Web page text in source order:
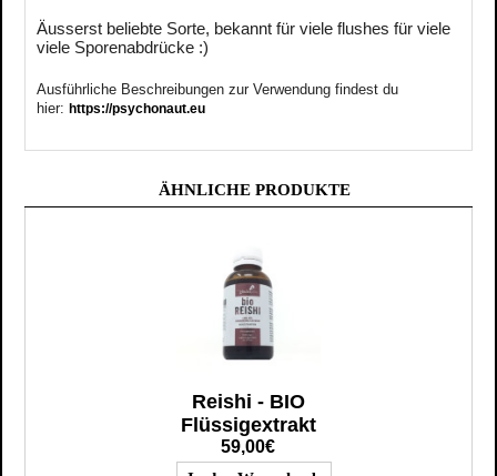
Äusserst beliebte Sorte, bekannt für viele flushes für viele
viele Sporenabdrücke :)
Ausführliche Beschreibungen zur Verwendung findest du
hier: https://psychonaut.eu
ÄHNLICHE PRODUKTE
Reishi - BIO
Flüssigextrakt
59,00€